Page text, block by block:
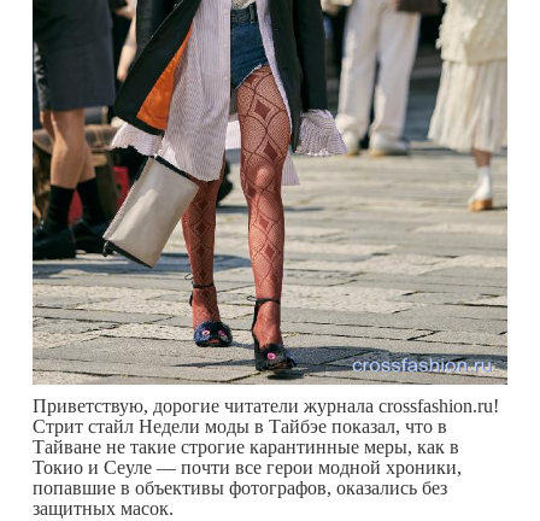
Приветствую, дорогие читатели журнала crossfashion.ru!
Стрит стайл Недели моды в Тайбэе показал, что в
Тайване не такие строгие карантинные меры, как в
Токио и Сеуле — почти все герои модной хроники,
попавшие в объективы фотографов, оказались без
защитных масок.